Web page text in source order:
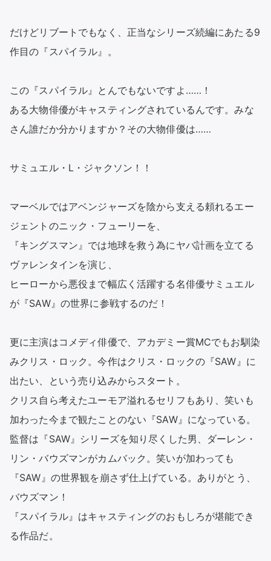
だけどリブートでもなく、正当なシリーズ続編にあたる9
作目の『スパイラル』。
この『スパイラル』とんでもないですよ……！
ある大物俳優がキャスティングされているんです。みな
さん誰だか分かりますか？その大物俳優は……
サミュエル・L・ジャクソン！！
マーベルではアベンジャーズを陰から支える頼れるエー
ジェントのニック・フューリーを、
『キングスマン』では地球を救う為にヤバ計画を立てる
ヴァレンタインを演じ、
ヒーローから悪役まで幅広く活躍する名俳優サミュエル
が『SAW』の世界に参戦するのだ！
更に主演はコメディ俳優で、アカデミー賞MCでもお馴染
みクリス・ロック。今作はクリス・ロックの『SAW』に
出たい、という売り込みからスタート。
クリス自ら考えたユーモア溢れるセリフもあり、笑いも
加わった今まで観たことのない『SAW』になっている。
監督は『SAW』シリーズを知り尽くした男、ダーレン・
リン・バウズマンがカムバック。笑いが加わっても
『SAW』の世界観を崩さず仕上げている。ありがとう、
バウズマン！
『スパイラル』はキャスティングのおもしろが堪能でき
る作品だ。